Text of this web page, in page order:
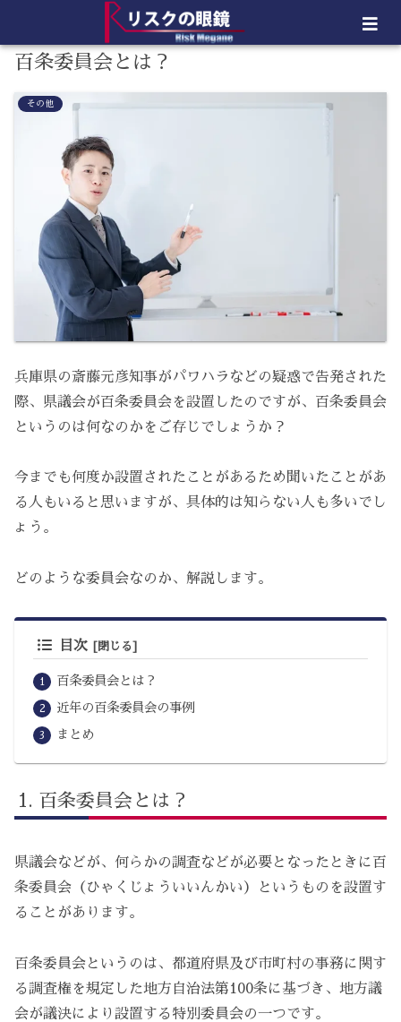
百条委員会とは？
その他
兵庫県の斎藤元彦知事がパワハラなどの疑惑で告発された
際、県議会が百条委員会を設置したのですが、百条委員会
というのは何なのかをご存じでしょうか？
今までも何度か設置されたことがあるため聞いたことがあ
る人もいると思いますが、具体的は知らない人も多いでし
ょう。
どのような委員会なのか、解説します。
目次
百条委員会とは？
近年の百条委員会の事例
まとめ
百条委員会とは？
県議会などが、何らかの調査などが必要となったときに百
条委員会（ひゃくじょういいんかい）というものを設置す
ることがあります。
百条委員会というのは、都道府県及び市町村の事務に関す
る調査権を規定した地方自治法第100条に基づき、地方議
会が議決により設置する特別委員会の一つです。